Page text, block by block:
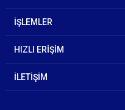
İŞLEMLER
HIZLI ERİŞİM
İLETİŞİM